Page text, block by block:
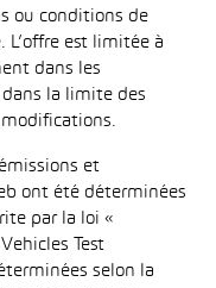
ou conditions de
L’offre est limitée à
dans les
la limite des
modifications.
et
ont été déterminées
par la loi «
Test
selon la